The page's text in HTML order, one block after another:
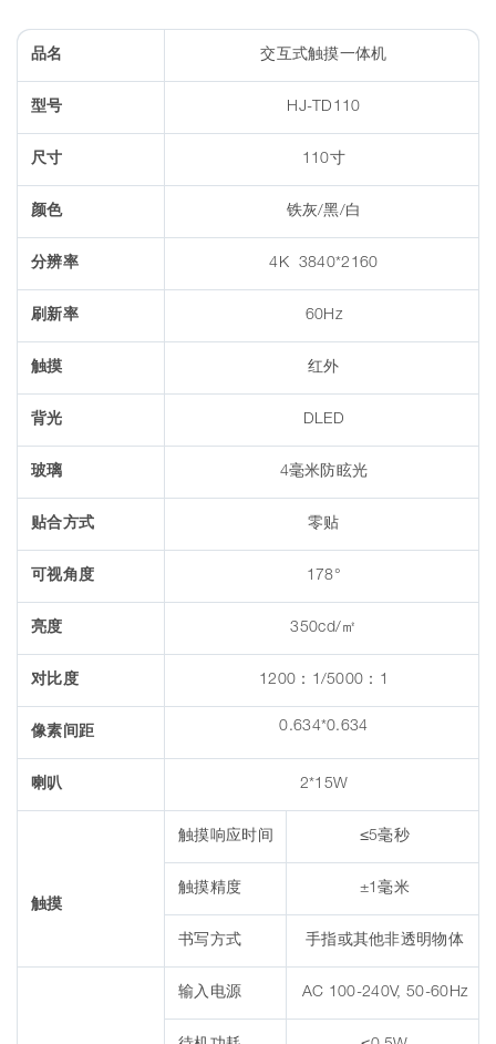
品名 交互式触摸一体机
型号 HJ-TD110
尺寸 110寸
颜色 铁灰/黑/白
分辨率 4K 3840*2160
刷新率 60Hz
触摸 红外
背光 DLED
玻璃 4毫米防眩光
贴合方式 零贴
可视角度 178°
亮度 350cd/㎡
对比度 1200：1/5000：1
像素间距 0.634*0.634
喇叭 2*15W
触摸
触摸响应时间 ≤5毫秒
触摸精度 ±1毫米
书写方式 手指或其他非透明物体
输入电源 AC 100-240V, 50-60Hz